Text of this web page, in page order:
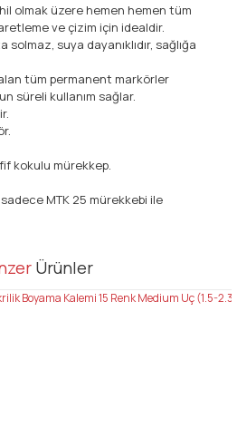
olmak üzere hemen hemen tüm
ve çizim için idealdir.
solmaz, suya dayanıklıdır, sağlığa
tüm permanent markörler
süreli kullanım sağlar.
kokulu mürekkep.
MTK 25 mürekkebi ile
ilk yorumu siz yapın!
açıklamalarında ve diğer
Ürünler